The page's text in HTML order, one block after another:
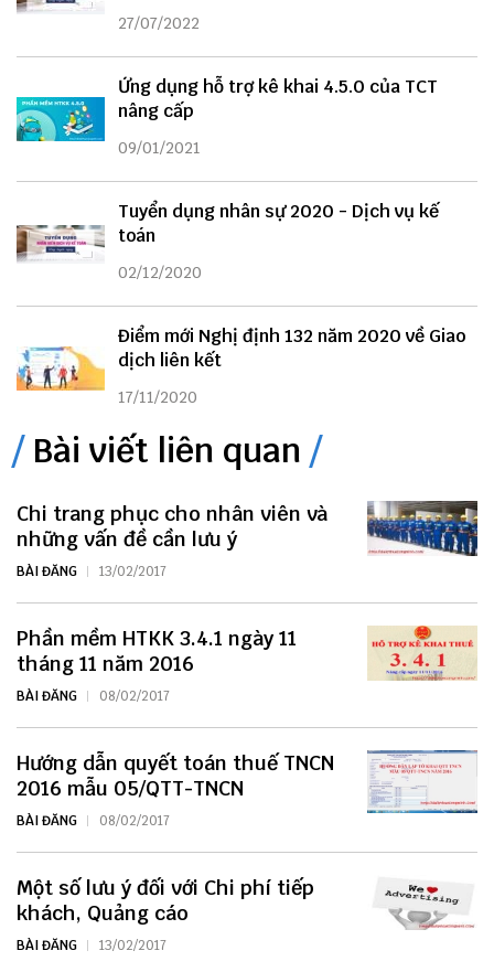
27/07/2022
Ứng dụng hỗ trợ kê khai 4.5.0 của TCT
nâng cấp
09/01/2021
Tuyển dụng nhân sự 2020 - Dịch vụ kế
toán
02/12/2020
Điểm mới Nghị định 132 năm 2020 về Giao
dịch liên kết
17/11/2020
Bài viết liên quan
Chi trang phục cho nhân viên và
những vấn đề cần lưu ý
BÀI ĐĂNG 13/02/2017
Phần mềm HTKK 3.4.1 ngày 11
tháng 11 năm 2016
BÀI ĐĂNG 08/02/2017
Hướng dẫn quyết toán thuế TNCN
2016 mẫu 05/QTT-TNCN
BÀI ĐĂNG 08/02/2017
Một số lưu ý đối với Chi phí tiếp
khách, Quảng cáo
BÀI ĐĂNG 13/02/2017